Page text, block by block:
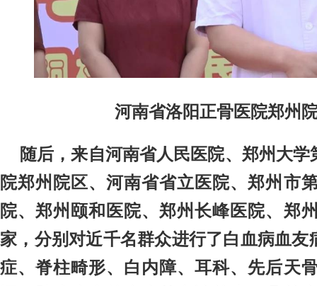
河南省洛阳正骨医院郑州
随后，来自河南省人民医院、郑州大
院郑州院区、河南省省立医院、郑州市
院、郑州颐和医院、郑州长峰医院、郑
家，分别对近千名群众进行了白血病血
症、脊柱畸形、白内障、耳科、先后天